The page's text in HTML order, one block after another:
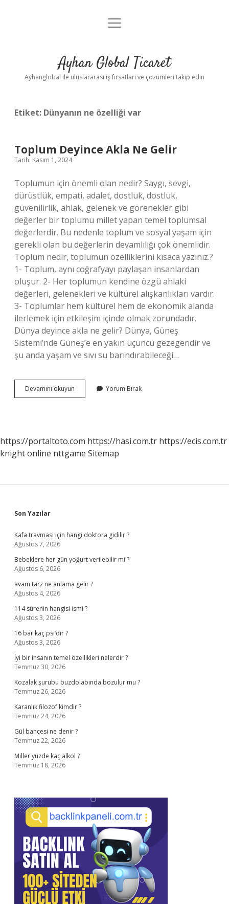
Anasayfa
Yasal Uyarı
menüyü
Ayhan Global Ticaret
Ayhanglobal ile uluslararası iş fırsatları ve çözümleri takip edin
Etiket: Dünyanın ne özelliği var
Toplum Deyince Akla Ne Gelir
Tarih: Kasım 1, 2024
Toplumun için önemli olan nedir? Saygı, sevgi,
dürüstlük, empati, adalet, dostluk, dostluk,
güvenilirlik, ahlak, gelenek ve görenekler gibi
değerler bir toplumu millet yapan temel toplumsal
değerlerdir. Bu nedenle toplum ve sosyal yaşam için
gerekli olan bu değerlerin devamlılığı çok önemlidir.
Toplum nedir, toplumun özelliklerini kısaca yazınız.?
1- Toplum, aynı coğrafyayı paylaşan insanlardan
oluşur. 2- Her toplumun kendine özgü ahlaki
değerleri, gelenekleri ve kültürel alışkanlıkları vardır.
3- Toplumlar hem kültürel hem de ekonomik alanda
ilerlemek için etkileşim içinde olmak zorundadır.
Dünya deyince akla ne gelir? Dünya, Güneş
Sistemi’nde Güneş’e en yakın üçüncü gezegendir ve
şu anda yaşam ve sıvı su barındırabileceği…
Devamını okuyun
Deyince
Yorum Bırak
https://portaltoto.com https://hasi.com.tr https://ecis.com.tr
knight online nttgame Sitemap
Sidebar
Son Yazılar
Kafa travması için hangi doktora gidilir ?
Ağustos 7, 2026
Bebeklere her gün yoğurt verilebilir mi ?
Ağustos 6, 2026
avam tarz ne anlama gelir ?
Ağustos 4, 2026
114 sûrenin hangisi ismi ?
Ağustos 3, 2026
16 bar kaç psi’dir ?
Ağustos 3, 2026
İyi bir insanın temel özellikleri nelerdir ?
Temmuz 30, 2026
Kozalak şurubu buzdolabında bozulur mu ?
Temmuz 26, 2026
Karanlık filozof kimdir ?
Temmuz 24, 2026
Gül bahçesi ne denir ?
Temmuz 22, 2026
Miller yüzde kaç alkol ?
Temmuz 18, 2026